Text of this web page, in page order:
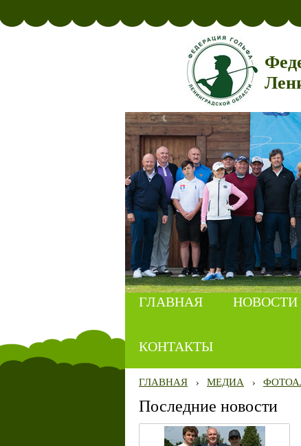
ГЛАВНАЯ НОВОСТИ
КОНТАКТЫ
ГЛАВНАЯ › МЕДИА ›
Последние новости